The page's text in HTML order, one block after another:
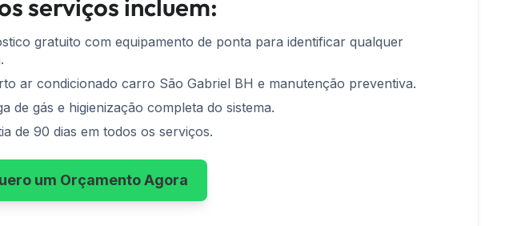
serviços incluem:
gratuito com equipamento de ponta para identificar qualquer
ar condicionado carro São Gabriel BH e manutenção preventiva.
de gás e higienização completa do sistema.
de 90 dias em todos os serviços.
um Orçamento Agora